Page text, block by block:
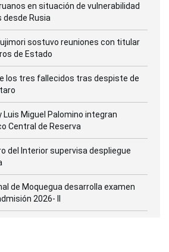
en situación de vulnerabilidad
Rusia
sostuvo reuniones con titular
de Estado
los tres fallecidos tras despiste de
Luis Miguel Palomino integran
Central de Reserva
del Interior supervisa despliegue
de Moquegua desarrolla examen
2026- II